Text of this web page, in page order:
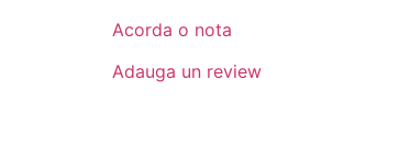
Acorda o nota
Adauga un review